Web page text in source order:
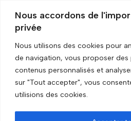
Nous accordons de
privée
Nous utilisons des cookies pour
de navigation, vous proposer des
contenus personnalisés et
sur "Tout accepter", vous
utilisions des cookies.
Skip
to
content
Accueil»Syria
Syria
3 February